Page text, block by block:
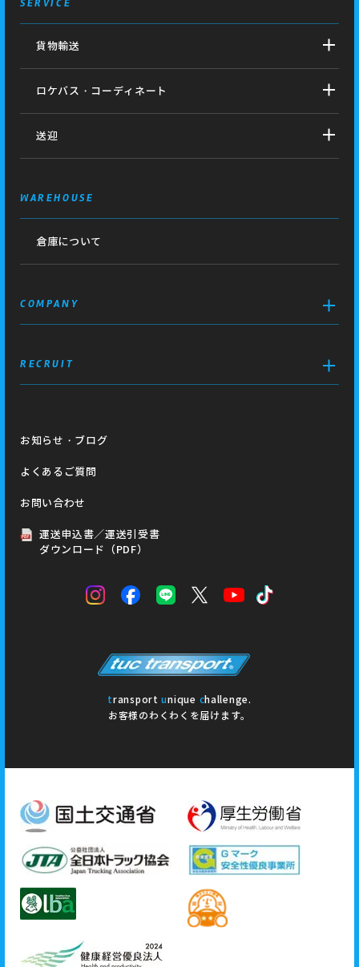
SERVICE
貨物輸送
ロケバス・コーディネート
送迎
WAREHOUSE
倉庫について
COMPANY
RECRUIT
お知らせ・ブログ
よくあるご質問
お問い合わせ
運送申込書／運送引受書
ダウンロード（PDF）
transportunique challenge.
お客様のわくわくを届けます。